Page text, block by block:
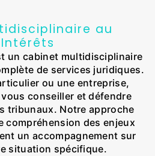
au
un cabinet multidisciplinaire
de services juridiques.
ou une entreprise,
conseiller et défendre
tribunaux. Notre approche
compréhension des enjeux
un accompagnement sur
situation spécifique.